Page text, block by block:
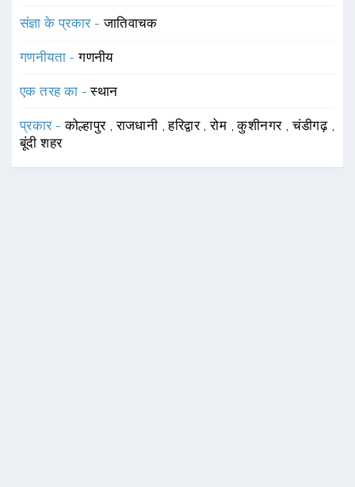
संज्ञा के प्रकार -जातिवाचक
गणनीयता -गणनीय
एक तरह का -स्थान
प्रकार -कोल्हापुर ,राजधानी ,हरिद्वार ,रोम ,कुशीनगर ,चंडीगढ़
बूंदी शहर